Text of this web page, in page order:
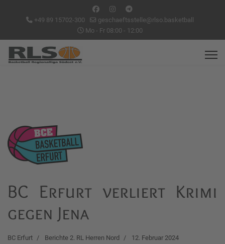
+49 89 15702-300
geschaeftsstelle@rlso.basketball
Mo - Fr 08:00 - 12:00
BC Erfurt verliert Krimi
gegen Jena
BC Erfurt Berichte 2. RL Herren Nord
12. Februar 2024